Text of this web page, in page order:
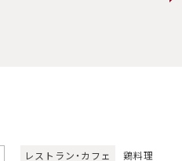
レストラン・カフェ 鶏料理